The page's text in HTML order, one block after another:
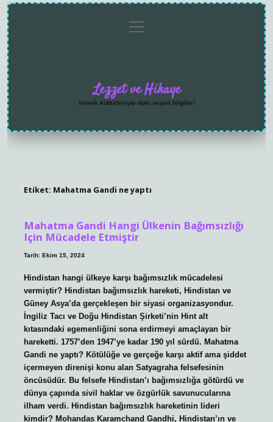
menüyü
aç
Lezzet ve Hikaye
Yemek kültürleriyle dolu neşeli bilgiler!
Etiket: Mahatma Gandi ne yaptı
Mahatma Gandi Hangi Ülkenin Bağımsızlığı
Için Mücadele Etmiştir
Tarih: Ekim 15, 2024
Hindistan hangi ülkeye karşı bağımsızlık mücadelesi
vermiştir? Hindistan bağımsızlık hareketi, Hindistan ve
Güney Asya’da gerçekleşen bir siyasi organizasyondur.
İngiliz Tacı ve Doğu Hindistan Şirketi’nin Hint alt
kıtasındaki egemenliğini sona erdirmeyi amaçlayan bir
hareketti. 1757’den 1947’ye kadar 190 yıl sürdü. Mahatma
Gandi ne yaptı? Kötülüğe ve gerçeğe karşı aktif ama şiddet
içermeyen direnişi konu alan Satyagraha felsefesinin
öncüsüdür. Bu felsefe Hindistan’ı bağımsızlığa götürdü ve
dünya çapında sivil haklar ve özgürlük savunucularına
ilham verdi. Hindistan bağımsızlık hareketinin lideri
kimdir? Mohandas Karamchand Gandhi, Hindistan’ın ve